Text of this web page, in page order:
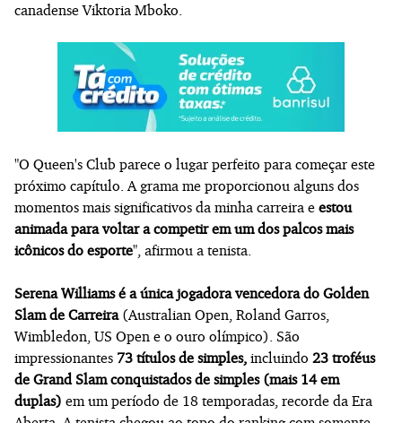
canadense Viktoria Mboko.
"O Queen's Club parece o lugar perfeito para começar este
próximo capítulo. A grama me proporcionou alguns dos
momentos mais significativos da minha carreira e estou
animada para voltar a competir em um dos palcos mais
icônicos do esporte", afirmou a tenista.
Serena Williams é a única jogadora vencedora do Golden
Slam de Carreira(Australian Open, Roland Garros,
Wimbledon, US Open e o ouro olímpico). São
impressionantes 73 títulos de simples, incluindo 23 troféus
de Grand Slam conquistados de simples (mais 14 em
duplas) em um período de 18 temporadas, recorde da Era